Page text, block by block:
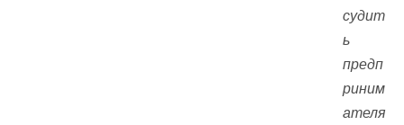
судит
ь
предп
риним
ателя